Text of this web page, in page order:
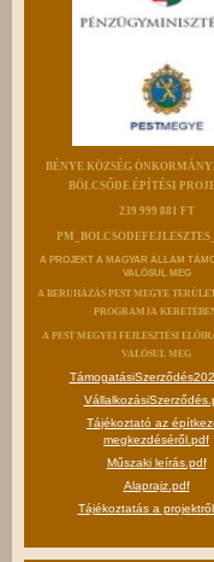
BÉNYE KÖZSÉG
BÖLCSŐDE ÉPÍTÉSI
239 999 881 FT
A PROJEKT A MAGYAR ÁLLAM
VALÓSUL MEG
A BERUHÁZÁS PEST MEGYE
PROGRAMJA
A PEST MEGYEI FEJLESZTÉSI
VALÓSUL MEG
Tájékoztató az
megkezdéséről.pdf
Műszaki leírás.pdf
Alaprajz.pdf
Tájékoztatás a